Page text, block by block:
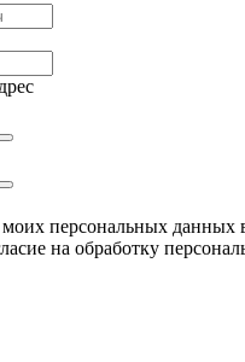
моих персональных
на обработку